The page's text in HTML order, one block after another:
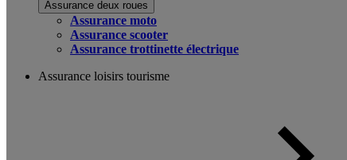
Assurance deux roues
Assurance moto
Assurance scooter
Assurance trottinette électrique
Assurance loisirs tourisme